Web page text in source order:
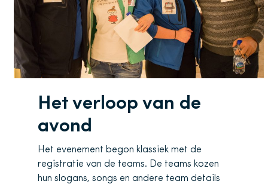
Het verloop van de
avond
Het evenement begon klassiek met de
registratie van de teams. De teams kozen
hun slogans, songs en andere team details